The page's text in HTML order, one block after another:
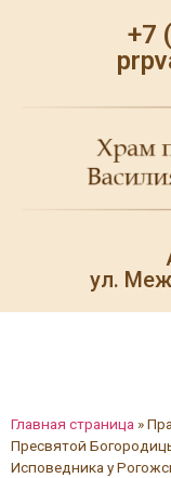
+7
ул.
Главная страница »
Пресвятой
Исповедника у